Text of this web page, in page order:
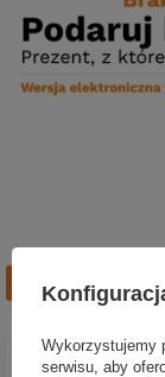
Bestsellery
Wykorzystujemy
serwisu, aby